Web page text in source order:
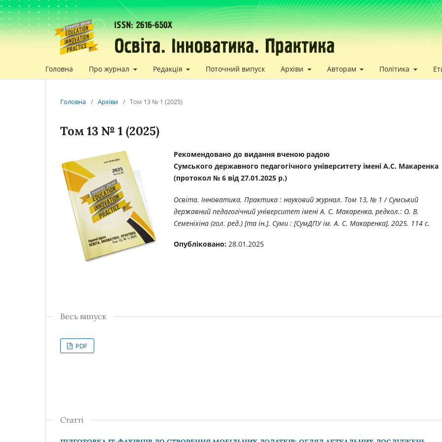
Головна Про журнал Редакція Поточний випуск Архіви Авторам Політика
Головна / Архіви / Том 13 № 1 (2025)
Том 13 № 1 (2025)
Рекомендовано до видання вченою радою
Сумського державного педагогічного університету імені А.С. Макаренка
(протокол № 6 від 27.01.2025 р.)
Освіта. Інноватика. Практика : науковий журнал. Том 13, № 1 / Сумський
державний педагогічний університет імені А. С. Макаренка, редкол.: О. В.
Семеніхіна (гол. ред.) [та ін.]. Суми : [СумДПУ ім. А. С. Макаренка], 2025. 114 с.
Опубліковано: 28.01.2025
Весь випуск
PDF
Статті